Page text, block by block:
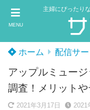
MENU
主婦にぴったり
ホーム 配信サ
アップルミュー
調査！メリットや
2021年3月17日 2021